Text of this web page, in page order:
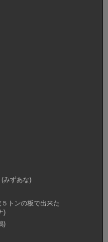
みずあな)
トンの板で出来た
)
)